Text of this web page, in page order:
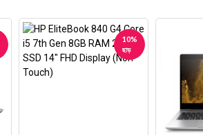
10%
ছাড়